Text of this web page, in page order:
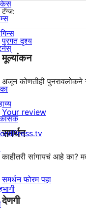
टॅग्ज:
प्रगत दृश्य
मूल्यांकन
अजून कोणतीही पुनरावलोकने
Your review
समर्थन
काहीतरी सांगायचं आहे का?
समर्थन फोरम पहा
देणगी